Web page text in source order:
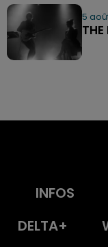
5
INFOS
DELTA+